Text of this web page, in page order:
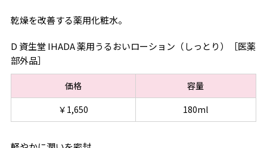
乾燥を改善する薬用化粧水。
D 資生堂 IHADA 薬用うるおいローション（しっとり）［医薬
部外品］
価格
容量
￥1,650
180ml